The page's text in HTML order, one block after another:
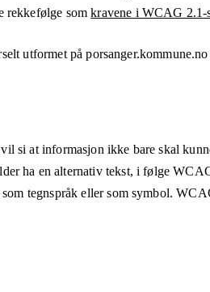
rekkefølge somkravene i WCAG 2.1-
utformet påporsanger.kommune.no
si at informasjon ikke bare skal
ha en alternativ tekst, i følge
tegnspråk eller som symbol.